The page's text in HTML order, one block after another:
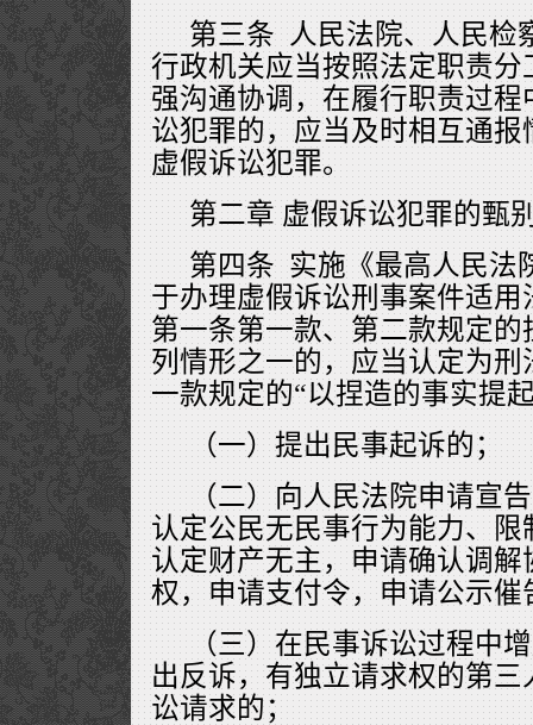
第三条 人民法院、人民检
行政机关应当按照法定职责
强沟通协调，在履行职责过
讼犯罪的，应当及时相互通
虚假诉讼犯罪。
第二章 虚假诉讼犯罪的甄
第四条 实施《最高人民法
于办理虚假诉讼刑事案件适
第一条第一款、第二款规定
列情形之一的，应当认定为
一款规定的“以捏造的事实提
（一）提出民事起诉的；
（二）向人民法院申请宣
认定公民无民事行为能力、
认定财产无主，申请确认调
权，申请支付令，申请公示催
（三）在民事诉讼过程中
出反诉，有独立请求权的第
讼请求的；